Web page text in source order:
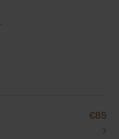
€85
›